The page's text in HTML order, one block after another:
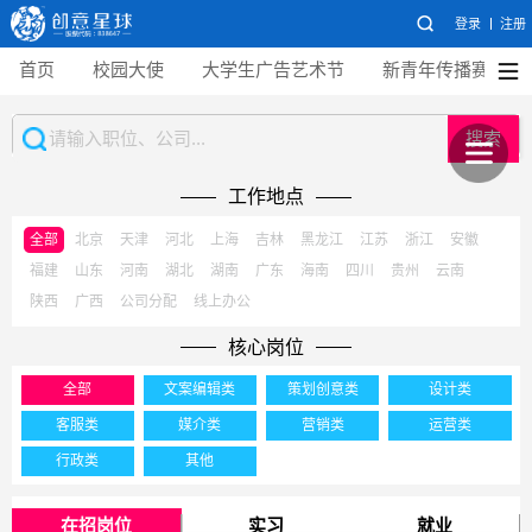
登录 注册
首页 校园大使 大学生广告艺术节 新青年传播赛
搜索
工作地点
全部 北京 天津 河北 上海 吉林 黑龙江 江苏 浙江
安徽
福建
山东 河南 湖北 湖南 广东 海南 四川 贵州
云南
陕西
广西 公司分配 线上办公
核心岗位
全部 文案编辑类 策划创意类 设计类
客服类 媒介类 营销类 运营类
行政类 其他
在招岗位 实习 就业